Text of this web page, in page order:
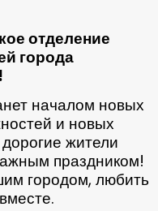
отделение
города
началом новых
и новых
жители
праздником!
городом, любить